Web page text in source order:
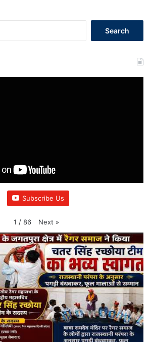
Subscribe Us
1 / 86 Next »